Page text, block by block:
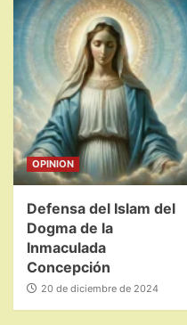
OPINION
Defensa del Islam del
Dogma de la
Inmaculada
Concepción
20 de diciembre de 2024